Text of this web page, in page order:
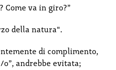
Come va in giro?”
della natura".
di complimento,
o”, andrebbe evitata;